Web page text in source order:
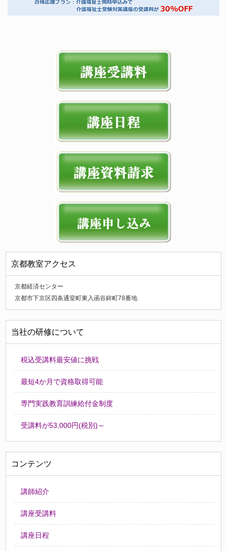
京都教室アクセス
京都経済センター
京都市下京区四条通室町東入函谷鉾町78番地
当社の研修について
税込受講料最安値に挑戦
最短4か月で資格取得可能
専門実践教育訓練給付金制度
受講料が53,000円(税別)～
コンテンツ
講師紹介
講座受講料
講座日程